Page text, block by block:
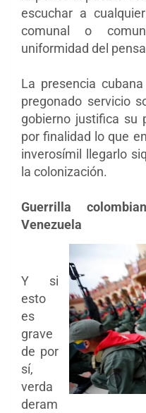
escuchar a
comunal o
uniformidad del
La presencia
pregonado servicio
gobierno justifica su
por finalidad lo que
inverosímil llegarlo
la colonización.
Guerrilla
Venezuela
Y si
esto
es
grave
de por
sí,
verda
deram